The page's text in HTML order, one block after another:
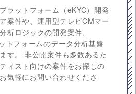
ラットフォーム（eKYC）開発
案件や、運用型テレビCMマー
析ロジックの開発案件、
トフォームのデータ分析基盤
す。 非公開案件も多数あるた
ィスト向けの案件をお探しの
気軽にお問い合わせくださ